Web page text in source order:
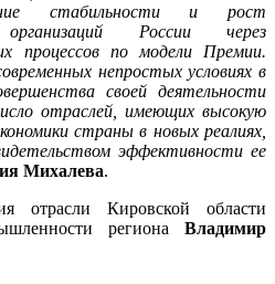
стабильности и рост
организаций России через
процессов по модели Премии.
непростых условиях в
своей деятельности
отраслей, имеющих высокую
страны в новых реалиях,
эффективности ее
Михалева.
отрасли Кировской области
региона Владимир